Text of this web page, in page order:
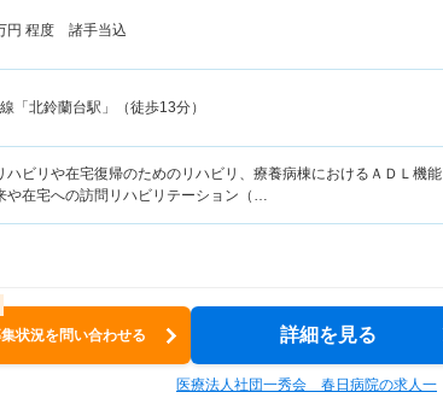
円 程度 諸手当込
「北鈴蘭台駅」（徒歩13分）
ビリや在宅復帰のためのリハビリ、療養病棟におけるＡＤＬ機能
や在宅への訪問リハビリテーション（…
状況を問い合わせる 詳細を見る
医療法人社団一秀会 春日病院の求人一